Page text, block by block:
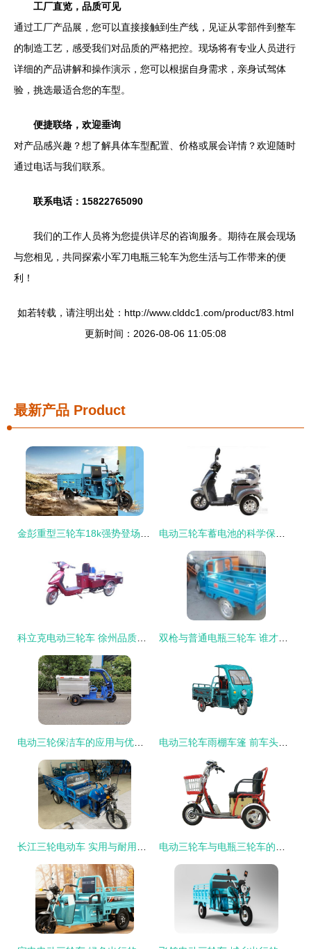
工厂直览，品质可见
通过工厂产品展，您可以直接接触到生产线，见证从零部件到整车
的制造工艺，感受我们对品质的严格把控。现场将有专业人员进行
详细的产品讲解和操作演示，您可以根据自身需求，亲身试驾体
验，挑选最适合您的车型。
便捷联络，欢迎垂询
对产品感兴趣？想了解具体车型配置、价格或展会详情？欢迎随时
通过电话与我们联系。
联系电话：15822765090
我们的工作人员将为您提供详尽的咨询服务。期待在展会现场
与您相见，共同探索小军刀电瓶三轮车为您生活与工作带来的便
利！
如若转载，请注明出处：http://www.clddc1.com/product/83.html
更新时间：2026-08-06 11:05:08
最新产品 Product